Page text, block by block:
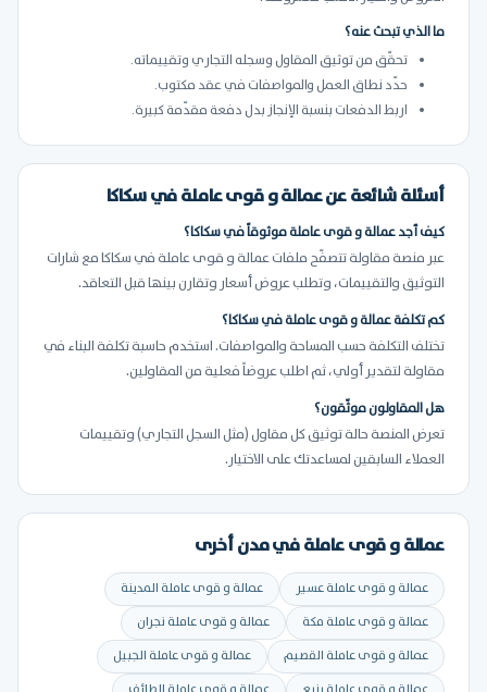
ما الذي تبحث عنه؟
تحقّق من توثيق المقاول وسجله التجاري وتقييماته.
حدّد نطاق العمل والمواصفات في عقد مكتوب.
اربط الدفعات بنسبة الإنجاز بدل دفعة مقدّمة كبيرة.
أسئلة شائعة عن عمالة و قوى عاملة في سكاكا
كيف أجد عمالة و قوى عاملة موثوقاً في سكاكا؟
عبر منصة مقاولة تتصفّح ملفات عمالة و قوى عاملة في سكاكا مع شارات
التوثيق والتقييمات، وتطلب عروض أسعار وتقارن بينها قبل التعاقد.
كم تكلفة عمالة و قوى عاملة في سكاكا؟
تختلف التكلفة حسب المساحة والمواصفات. استخدم حاسبة تكلفة البناء في
مقاولة لتقدير أولي، ثم اطلب عروضاً فعلية من المقاولين.
هل المقاولون موثّقون؟
تعرض المنصة حالة توثيق كل مقاول (مثل السجل التجاري) وتقييمات
العملاء السابقين لمساعدتك على الاختيار.
عمالة و قوى عاملة في مدن أخرى
عمالة و قوى عاملة عسير
عمالة و قوى عاملة المدينة
عمالة و قوى عاملة مكة
عمالة و قوى عاملة نجران
عمالة و قوى عاملة القصيم
عمالة و قوى عاملة الجبيل